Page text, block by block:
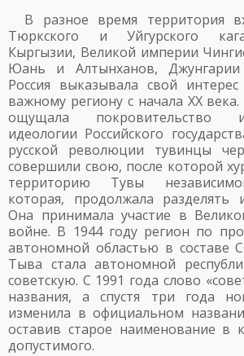
В разное время территория
Тюркского и Уйгурского
Кыргызии, Великой империи
Юань и Алтынханов,
Россия выказывала свой интерес
важному региону с начала XX
ощущала покровительство
идеологии Российского
русской революции тувинцы
совершили свою, после которой
территорию Тувы
которая, продолжала разделять
Она принимала участие в
войне. В 1944 году регион по
автономной областью в составе
Тыва стала автономной
советскую. С 1991 года слово
названия, а спустя три года
изменила в официальном
оставив старое наименование в
допустимого.